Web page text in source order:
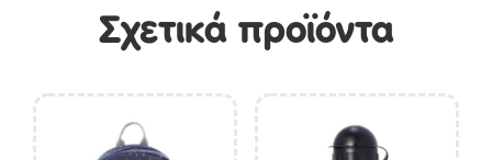
Σχετικά προϊόντα